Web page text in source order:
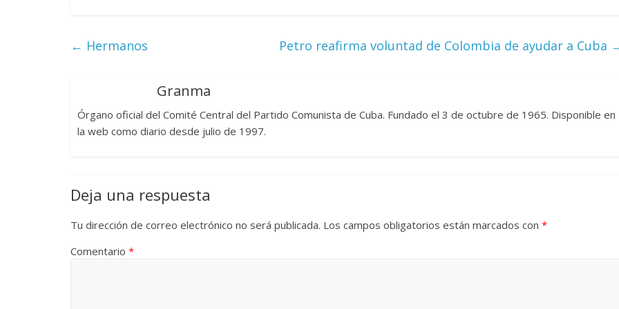
← Hermanos Petro reafirma voluntad de Colombia de ayudar a Cuba
Granma
Órgano oficial del Comité Central del Partido Comunista de Cuba. Fundado el 3 de octubre de 1965. Disponible en
la web como diario desde julio de 1997.
Deja una respuesta
Tu dirección de correo electrónico no será publicada. Los campos obligatorios están marcados con *
Comentario *